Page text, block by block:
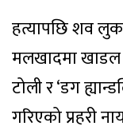
हत्यापछि शव
मलखादमा खाडल
टोली र ‘डग
गरिएको प्रहरी